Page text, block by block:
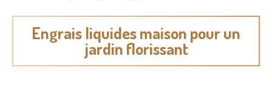
Engrais liquides maison pour un
jardin florissant